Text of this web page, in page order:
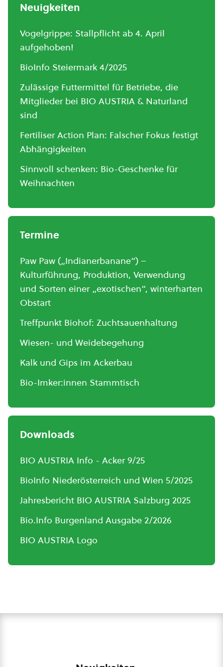
Neuigkeiten
Vogelgrippe: Stallpflicht ab 4. April
aufgehoben!
BioInfo Steiermark 4/2025
Zulässige Futtermittel für Betriebe, die
Mitglieder bei BIO AUSTRIA & Naturland
sind
Fertiliser Action Plan: Falscher Fokus festigt
Abhängigkeiten
Sinnvoll schenken: Bio-Geschenke für
Weihnachten
Termine
Paw Paw („Indianerbanane“) –
Kulturführung, Produktion, Verwendung
und Sorten einer „exotischen“, winterharten
Obstart
Treffpunkt Biohof: Zuchtsauenhaltung
Wiesen- und Weidebegehung
Kalk und Gips im Ackerbau
Bio-Imker:innen Stammtisch
Downloads
BIO AUSTRIA Info - Acker 9/25
BioInfo Niederösterreich und Wien 5/2025
Jahresbericht BIO AUSTRIA Salzburg 2025
Bio.Info Burgenland Ausgabe 2/2026
BIO AUSTRIA Logo